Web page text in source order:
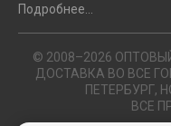
Подробнее...
© 2008–2026
ДОСТАВКА ВО ВСЕ
ПЕТЕРБУРГ,
ВСЕ